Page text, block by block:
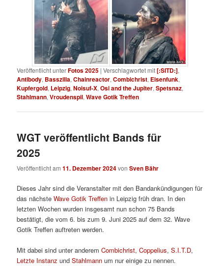
Veröffentlicht unterFotos 2025 |Verschlagwortet mit[:SITD:],
Antibody, Basszilla,Chainreactor,Combichrist, Eisenfunk,
Kupfergold, Leipzig,Noisuf-X,Osi and the Jupiter,Spetsnaz,
Stahlmann,Vroudenspil,Wave Gotik Treffen
WGT veröffentlicht Bands für
2025
Veröffentlicht am11. Dezember 2024vonSven Bähr
Dieses Jahr sind die Veranstalter mit den Bandankündigungen für
das nächsteWave Gotik Treffen in Leipzig früh dran. In den
letzten Wochen wurden insgesamt nun schon 75 Bands
bestätigt, die vom 6. bis zum 9. Juni 2025 auf dem 32. Wave
Gotik Treffen auftreten werden.
Mit dabei sind unter anderemCombichrist,Coppelius,S.I.T.D,
Letzte Instanz undStahlmannum nur einige zu nennen.